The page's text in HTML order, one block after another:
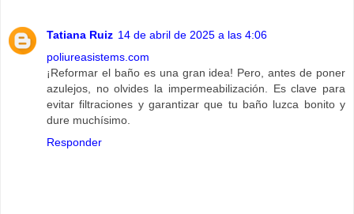
Tatiana Ruiz 14 de abril de 2025 a las 4:06
poliureasistems.com
¡Reformar el baño es una gran idea! Pero, antes de poner
azulejos, no olvides la impermeabilización. Es clave para
evitar filtraciones y garantizar que tu baño luzca bonito y
dure muchísimo.
Responder